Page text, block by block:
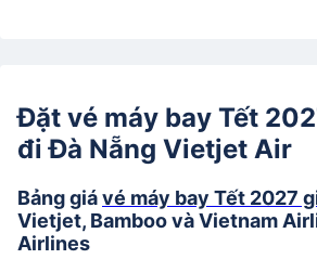
Đặt vé máy bay Tết
đi Đà Nẵng Vietjet Air
Bảng giávé máy bay Tết 2027
Vietjet, Bamboo và Vietnam
Airlines